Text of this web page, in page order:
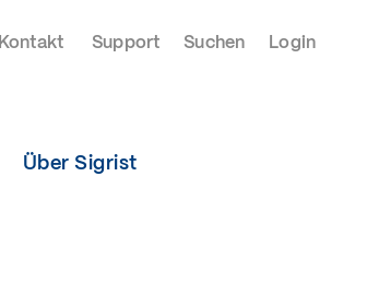
Kontakt Support Suchen Login
Über Sigrist